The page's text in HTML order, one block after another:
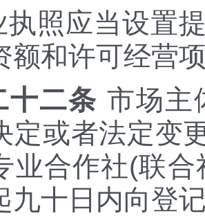
执照应当设置
额和许可经营
十二条 市场主
定或者法定变
业合作社(联
九十日内向登